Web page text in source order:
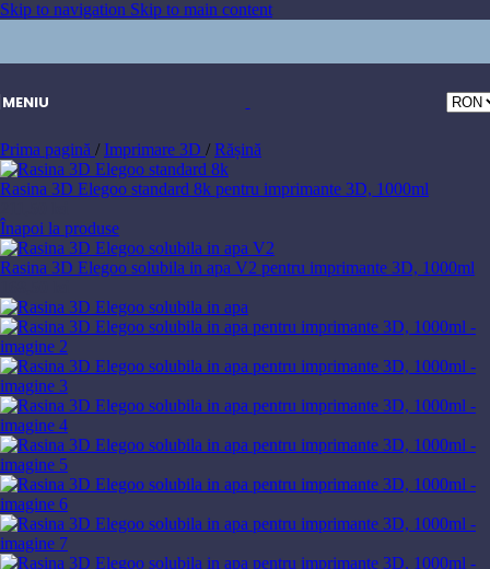
Skip to navigation Skip to main content
MENIU
Prima pagină / Imprimare 3D / Rășină
Rasina 3D Elegoo standard 8k pentru imprimante 3D, 1000ml
Înapoi la produse
Rasina 3D Elegoo solubila in apa V2 pentru imprimante 3D, 1000ml